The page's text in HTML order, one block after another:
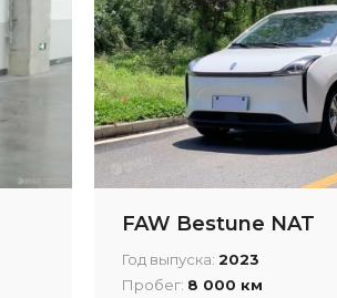
FAW Bestune NAT
Год выпуска: 2023
Пробег: 8 000 км